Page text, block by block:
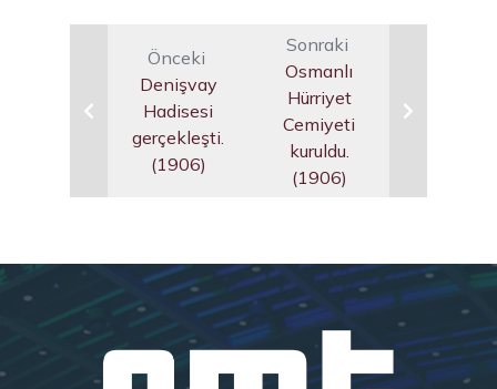
Önceki
Denişvay
Hadisesi
gerçekleşti.
(1906)
Sonraki
Osmanlı
Hürriyet
Cemiyeti
kuruldu.
(1906)